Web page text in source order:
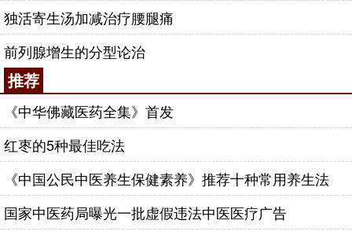
独活寄生汤加减治疗腰腿痛
前列腺增生的分型论治
推荐
《中华佛藏医药全集》首发
红枣的5种最佳吃法
《中国公民中医养生保健素养》推荐十种常用养生法
国家中医药局曝光一批虚假违法中医医疗广告